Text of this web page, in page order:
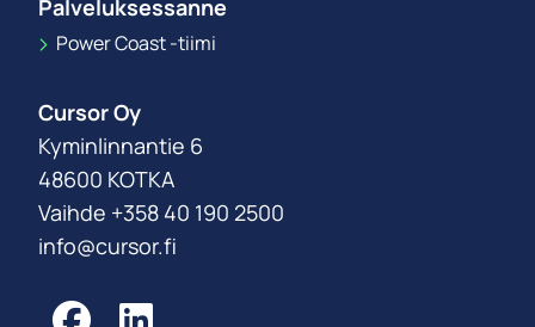
Palveluksessanne
Power Coast -tiimi
Cursor Oy
Kyminlinnantie 6
48600 KOTKA
Vaihde +358 40 190 2500
info@cursor.fi